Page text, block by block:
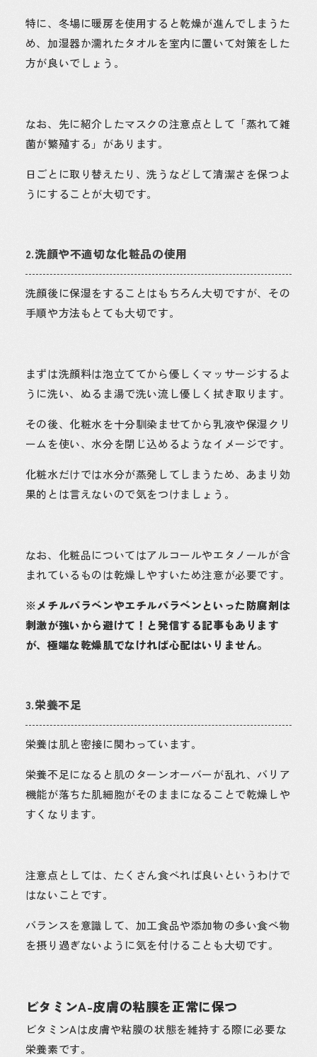
特に、冬場に暖房を使用すると乾燥が進んでしまうた
め、加湿器か濡れたタオルを室内に置いて対策をした
方が良いでしょう。
なお、先に紹介したマスクの注意点として「蒸れて雑
菌が繁殖する」があります。
日ごとに取り替えたり、洗うなどして清潔さを保つよ
うにすることが大切です。
2.洗顔や不適切な化粧品の使用
洗顔後に保湿をすることはもちろん大切ですが、その
手順や方法もとても大切です。
まずは洗顔料は泡立ててから優しくマッサージするよ
うに洗い、ぬるま湯で洗い流し優しく拭き取ります。
その後、化粧水を十分馴染ませてから乳液や保湿クリ
ームを使い、水分を閉じ込めるようなイメージです。
化粧水だけでは水分が蒸発してしまうため、あまり効
果的とは言えないので気をつけましょう。
なお、化粧品についてはアルコールやエタノールが含
まれているものは乾燥しやすいため注意が必要です。
※メチルパラベンやエチルパラベンといった防腐剤は
刺激が強いから避けて！と発信する記事もあります
が、極端な乾燥肌でなければ心配はいりません。
3.栄養不足
栄養は肌と密接に関わっています。
栄養不足になると肌のターンオーバーが乱れ、バリア
機能が落ちた肌細胞がそのままになることで乾燥しや
すくなります。
注意点としては、たくさん食べれば良いというわけで
はないことです。
バランスを意識して、加工食品や添加物の多い食べ物
を摂り過ぎないように気を付けることも大切です。
ビタミンA-皮膚の粘膜を正常に保つ
ビタミンAは皮膚や粘膜の状態を維持する際に必要な
栄養素です。